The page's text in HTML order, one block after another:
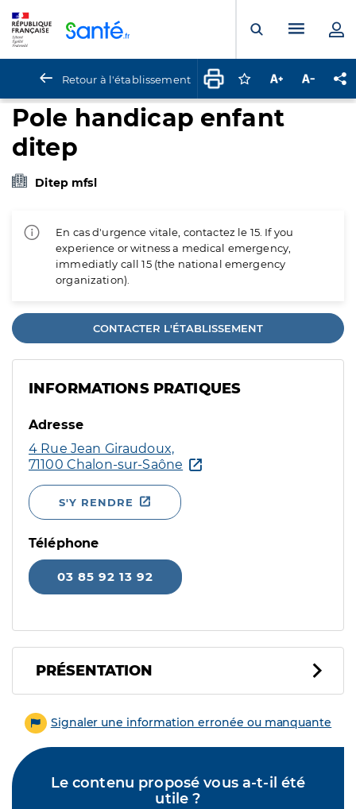
Ouvrir laMenu
Retour à l'établissement Connectez-vous
Augmenter la
Pole handicap enfant
ditep
Ditep mfsl
En cas d'urgence vitale, contactez le 15. If you
experience or witness a medical emergency,
immediatly call 15 (the national emergency
organization).
CONTACTER L'ÉTABLISSEMENT
INFORMATIONS PRATIQUES
Adresse
4 Rue Jean Giraudoux,
71100 Chalon-sur-Saône
S'Y RENDRE
Téléphone
03 85 92 13 92
PRÉSENTATION
Signaler une information erronée ou manquante
Le contenu proposé vous a-t-il été
utile ?